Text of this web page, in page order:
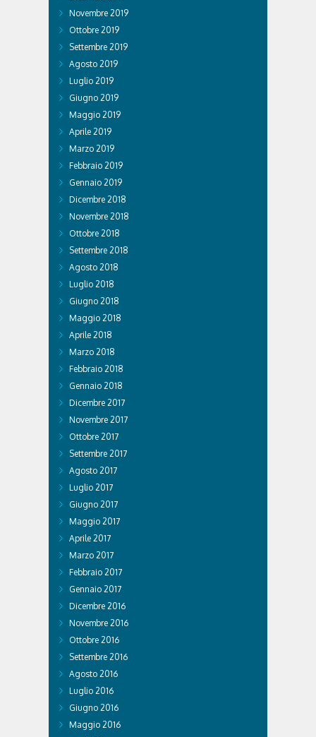
Novembre 2019
Ottobre 2019
Settembre 2019
Agosto 2019
Luglio 2019
Giugno 2019
Maggio 2019
Aprile 2019
Marzo 2019
Febbraio 2019
Gennaio 2019
Dicembre 2018
Novembre 2018
Ottobre 2018
Settembre 2018
Agosto 2018
Luglio 2018
Giugno 2018
Maggio 2018
Aprile 2018
Marzo 2018
Febbraio 2018
Gennaio 2018
Dicembre 2017
Novembre 2017
Ottobre 2017
Settembre 2017
Agosto 2017
Luglio 2017
Giugno 2017
Maggio 2017
Aprile 2017
Marzo 2017
Febbraio 2017
Gennaio 2017
Dicembre 2016
Novembre 2016
Ottobre 2016
Settembre 2016
Agosto 2016
Luglio 2016
Giugno 2016
Maggio 2016